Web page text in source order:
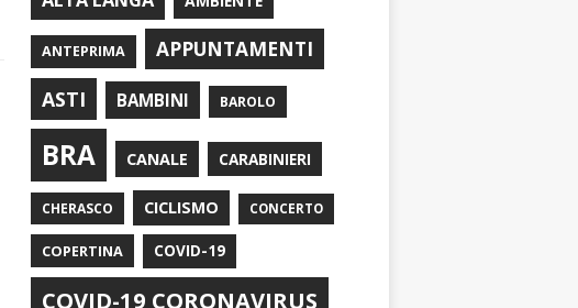
ANTEPRIMA
APPUNTAMENTI
ASTI
BAMBINI BAROLO
BRA CANALE CARABINIERI
CHERASCO CICLISMO CONCERTO
COPERTINA COVID-19
COVID-19 CORONAVIRUS